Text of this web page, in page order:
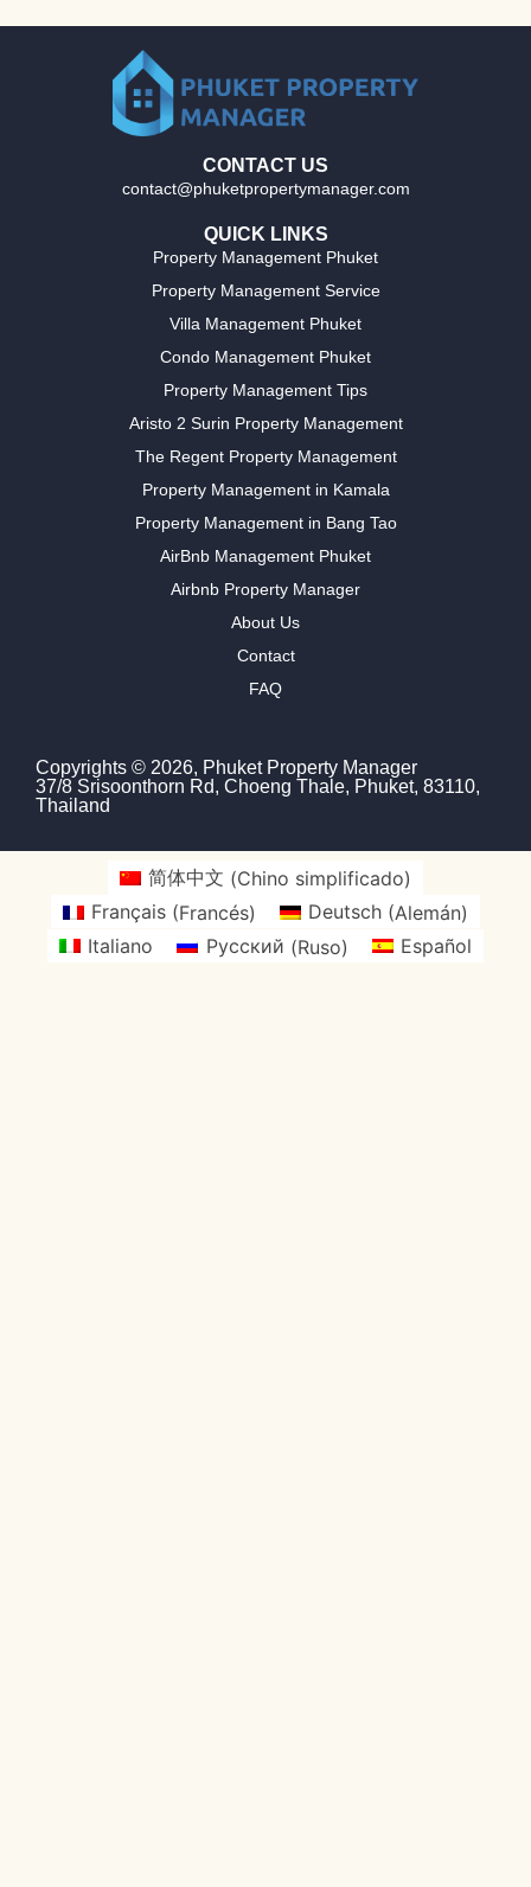
CONTACT US
contact@phuketpropertymanager.com
QUICK LINKS
Property Management Phuket
Property Management Service
Villa Management Phuket
Condo Management Phuket
Property Management Tips
Aristo 2 Surin Property Management
The Regent Property Management
Property Management in Kamala
Property Management in Bang Tao
AirBnb Management Phuket
Airbnb Property Manager
About Us
Contact
FAQ
Copyrights © 2026, Phuket Property Manager
37/8 Srisoonthorn Rd, Choeng Thale, Phuket, 83110,
Thailand
简体中文 (Chino simplificado)
Français (Francés) Deutsch (Alemán)
Italiano
Русский (Ruso) Español